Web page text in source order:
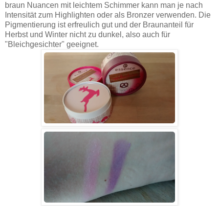
braun Nuancen mit leichtem Schimmer kann man je nach
Intensität zum Highlighten oder als Bronzer verwenden. Die
Pigmentierung ist erfreulich gut und der Braunanteil für
Herbst und Winter nicht zu dunkel, also auch für
"Bleichgesichter" geeignet.